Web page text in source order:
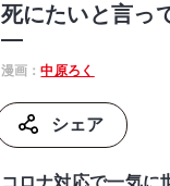
死にたいと言っ
―
漫画：中原ろく
シェア
コロナ対応で一気に